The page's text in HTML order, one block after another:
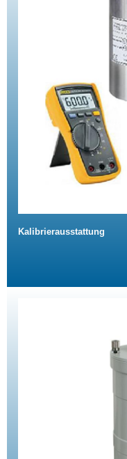
Kalibrierausstattung